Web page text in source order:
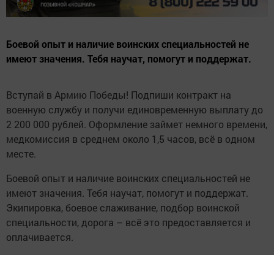
Боевой опыт и наличие воинских специальностей не
имеют значения. Тебя научат, помогут и поддержат.
Вступай в Армию Победы! Подпиши контракт на
военную службу и получи единовременную выплату до
2 200 000 рублей. Оформление займет немного времени,
медкомиссия в среднем около 1,5 часов, всё в одном
месте.
Боевой опыт и наличие воинских специальностей не
имеют значения. Тебя научат, помогут и поддержат.
Экипировка, боевое слаживание, подбор воинской
специальности, дорога – всё это предоставляется и
оплачивается.